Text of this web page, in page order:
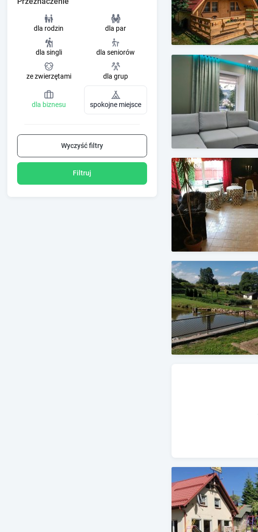
a
n
g
i
g
d
a
s
.
dla rodzin dla par
dla singli dla seniorów
ze zwierzętami dla grup
dla biznesu spokojne miejsce
Wyczyść filtry
Filtruj